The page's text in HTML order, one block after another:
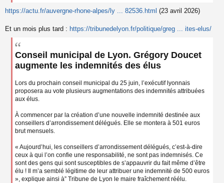
https://actu.fr/auvergne-rhone-alpes/ly ... 82536.html (23 avril 2026)
Et un mois plus tard : https://tribunedelyon.fr/politique/greg ... ites-elus/
Conseil municipal de Lyon. Grégory Doucet
augmente les indemnités des élus
Lors du prochain conseil municipal du 25 juin, l’exécutif lyonnais
proposera au vote plusieurs augmentations des indemnités attribuées
aux élus.
À commencer par la création d’une nouvelle indemnité destinée aux
conseillers d’arrondissement délégués. Elle se montera à 501 euros
brut mensuels.
« Aujourd’hui, les conseillers d’arrondissement délégués, c’est-à-dire
ceux à qui l’on confie une responsabilité, ne sont pas indemnisés. Ce
sont des gens qui sont susceptibles de s’appauvrir du fait même d’être
élu ! Il m’a semblé légitime de leur attribuer une indemnité de 500 euros
», explique ainsi à” Tribune de Lyon le maire fraîchement réélu.